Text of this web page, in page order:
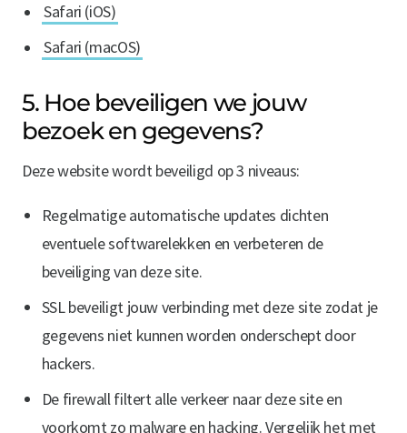
Safari (iOS)
Safari (macOS)
5. Hoe beveiligen we jouw
bezoek en gegevens?
Deze website wordt beveiligd op 3 niveaus:
Regelmatige automatische updates dichten
eventuele softwarelekken en verbeteren de
beveiliging van deze site.
SSL beveiligt jouw verbinding met deze site zodat je
gegevens niet kunnen worden onderschept door
hackers.
De firewall filtert alle verkeer naar deze site en
voorkomt zo malware en hacking. Vergelijk het met